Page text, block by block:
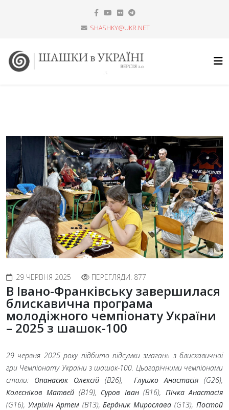
SHASHKY@UKR.NET
29 ЧЕРВНЯ 2025 ПЕРЕГЛЯДИ: 877
В Івано-Франківську завершилася
блискавична програма
молодіжного чемпіонату України
– 2025 з шашок-100
29 червня 2025 року підбито підсумки змагань з блискавичної
гри Чемпіонату України з шашок-100. Цьогорічними чемпіонами
стали: Опанасюк Олексій (B26), Глушко Анастасія (G26),
Колєсніков Матвєй (B19), Суров Іван(B16), Пічка Анастасія
(G16), Умріхін Артем(B13), Бердник Мирослава(G13), Постой